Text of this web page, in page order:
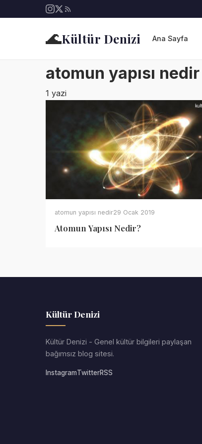
🌊Kültür Denizi Ana Sayfa
atomun yapısı nedir
1 yazi
atomun yapısı nedir29 Ocak 2019
Atomun Yapısı Nedir?
Kültür Denizi
Kültür Denizi - Genel kültür bilgileri paylaşan
bağımsız blog sitesi.
InstagramTwitterRSS